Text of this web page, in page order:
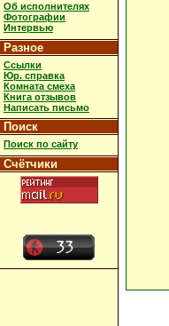
Об исполнителях
Фотографии
Интервью
Разное
Ссылки
Юр. справка
Комната смеха
Книга отзывов
Написать письмо
Поиск
Поиск по сайту
Счётчики